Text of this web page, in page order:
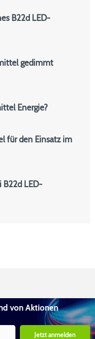
B22d LED-
gedimmt
Energie?
für den Einsatz im
B22d LED-
von Aktionen
Jetzt anmelden